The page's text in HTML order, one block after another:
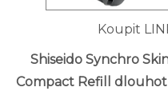
Koupit
Shiseido Synchro
Compact Refill